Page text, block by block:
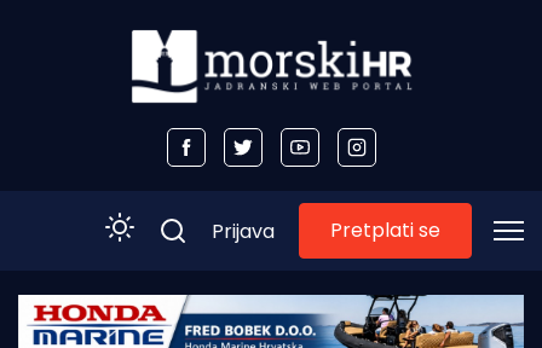
Početna
Prijava Pretplati se